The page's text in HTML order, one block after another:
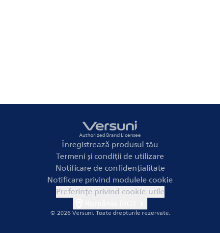
Authorized Brand Licensee
Înregistrează produsul tău
Termeni și condiții de utilizare
Notificare de confidențialitate
Notificare privind modulele cookie
Preferințe privind cookie-urile
© 2026 Versuni.Toate drepturile rezervate.